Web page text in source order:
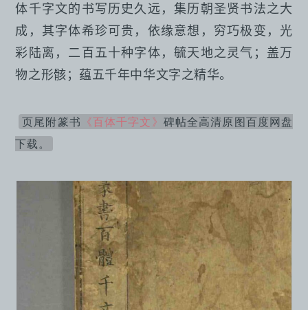
体千字文的书写历史久远，集历朝圣贤书法之大
成，其字体希珍可贵，依缘意想，穷巧极变，光
彩陆离，二百五十种字体，毓天地之灵气；盖万
物之形骸；蕴五千年中华文字之精华。
页尾附篆书 《百体千字文》 碑帖全高清原图百度网盘
下载。